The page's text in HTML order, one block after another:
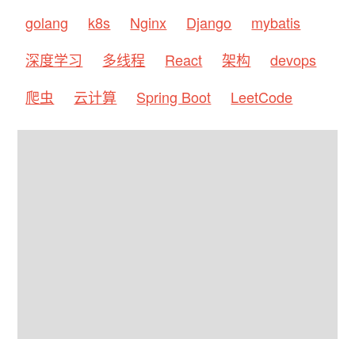
golang
k8s Nginx Django
mybatis
深度学习
多线程 React 架构
devops
爬虫
云计算 Spring Boot LeetCode